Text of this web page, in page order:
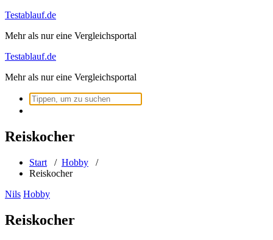
Zum
springen
Testablauf.de
Mehr als nur eine Vergleichsportal
Testablauf.de
Mehr als nur eine Vergleichsportal
Suchen
nach:
Reiskocher
Start / Hobby /
Reiskocher
Nils Hobby
Reiskocher